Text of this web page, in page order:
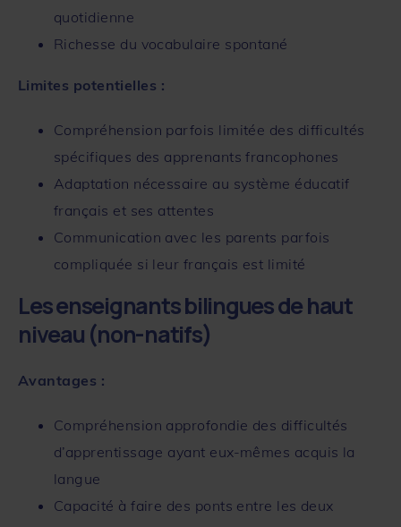
quotidienne
Richesse du vocabulaire spontané
Limites potentielles :
Compréhension parfois limitée des difficultés
spécifiques des apprenants francophones
Adaptation nécessaire au système éducatif
français et ses attentes
Communication avec les parents parfois
compliquée si leur français est limité
Les enseignants bilingues de haut
niveau (non-natifs)
Avantages :
Compréhension approfondie des difficultés
d’apprentissage ayant eux-mêmes acquis la
langue
Capacité à faire des ponts entre les deux